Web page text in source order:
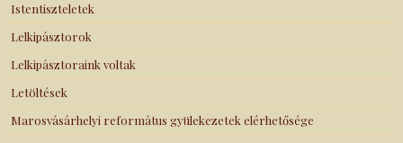
Istentiszteletek
Lelkipásztorok
Lelkipásztoraink voltak
Letöltések
Marosvásárhelyi református gyülekezetek elérhetősége